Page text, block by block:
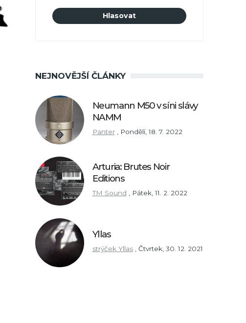
NEJNOVĚJŠÍ ČLÁNKY
Neumann M50 v síni slávy
NAMM
Panter Pondělí, 18. 7. 2022
Arturia: Brutes Noir
Editions
TM Sound , Pátek, 11. 2. 2022
Yllas
strýček Yllas Čtvrtek, 30. 12. 2021